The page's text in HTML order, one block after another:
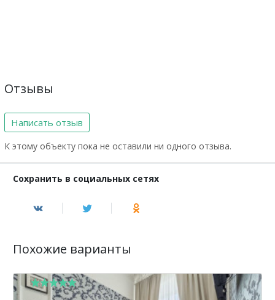
Отзывы
Написать отзыв
К этому объекту пока не оставили ни одного отзыва.
Сохранить в социальных сетях
Похожие варианты